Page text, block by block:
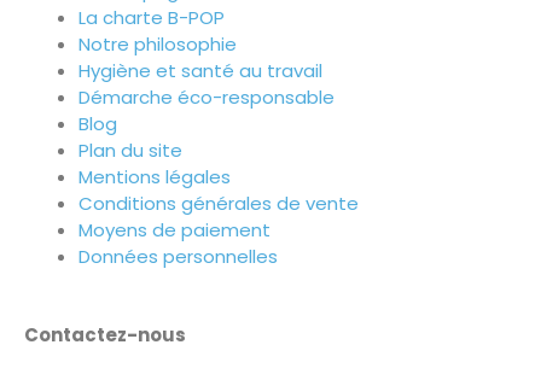
La charte B-POP
Notre philosophie
Hygiène et santé au travail
Démarche éco-responsable
Blog
Plan du site
Mentions légales
Conditions générales de vente
Moyens de paiement
Données personnelles
Contactez-nous